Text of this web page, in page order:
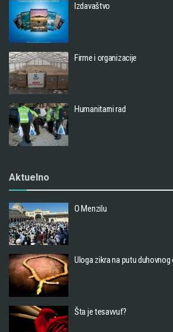
Izdavaštvo
Firme i organizacije
Humanitarni rad
Aktuelno
O Menzilu
Uloga zikra na putu
Šta je tesavvuf?